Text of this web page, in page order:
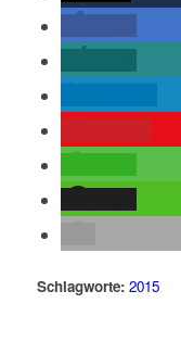
Schlagworte: 2015